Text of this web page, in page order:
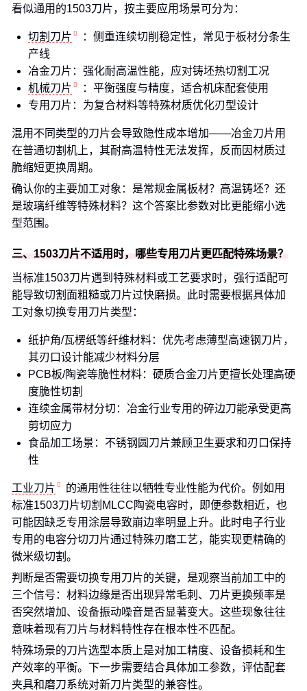
看似通用的1503刀片，按主要应用场景可分为：
切割刀片
：侧重连续切削稳定性，常见于板材分条生
产线
冶金刀片：强化耐高温性能，应对铸坯热切割工况
机械刀片
：平衡强度与精度，适合机床配套使用
专用刀片：为复合材料等特殊材质优化刃型设计
混用不同类型的刀片会导致隐性成本增加——冶金刀片用
在普通切割机上，其耐高温特性无法发挥，反而因材质过
脆缩短更换周期。
确认你的主要加工对象：是常规金属板材？高温铸坯？还
是玻璃纤维等特殊材料？这个答案比参数对比更能缩小选
型范围。
三、1503刀片不适用时，哪些专用刀片更匹配特殊场景？
当标准1503刀片遇到特殊材料或工艺要求时，强行适配可
能导致切割面粗糙或刀片过快磨损。此时需要根据具体加
工对象切换专用刀片类型：
纸护角/瓦楞纸等纤维材料：优先考虑薄型高速钢刀片，
其刃口设计能减少材料分层
PCB板/陶瓷等脆性材料：硬质合金刀片更擅长处理高硬
度脆性切割
连续金属带材分切：冶金行业专用的碎边刀能承受更高
剪切应力
食品加工场景：不锈钢圆刀片兼顾卫生要求和刃口保持
性
工业刀片
的通用性往往以牺牲专业性能为代价。例如用
标准1503刀片切割MLCC陶瓷电容时，即便参数相近，也
可能因缺乏专用涂层导致崩边率明显上升。此时电子行业
专用的电容分切刀片通过特殊刃磨工艺，能实现更精确的
微米级切割。
判断是否需要切换专用刀片的关键，是观察当前加工中的
三个信号：材料边缘是否出现异常毛刺、刀片更换频率是
否突然增加、设备振动噪音是否显著变大。这些现象往往
意味着现有刀片与材料特性存在根本性不匹配。
特殊场景的刀片选型本质上是对加工精度、设备损耗和生
产效率的平衡。下一步需要结合具体加工参数，评估配套
夹具和磨刀系统对新刀片类型的兼容性。